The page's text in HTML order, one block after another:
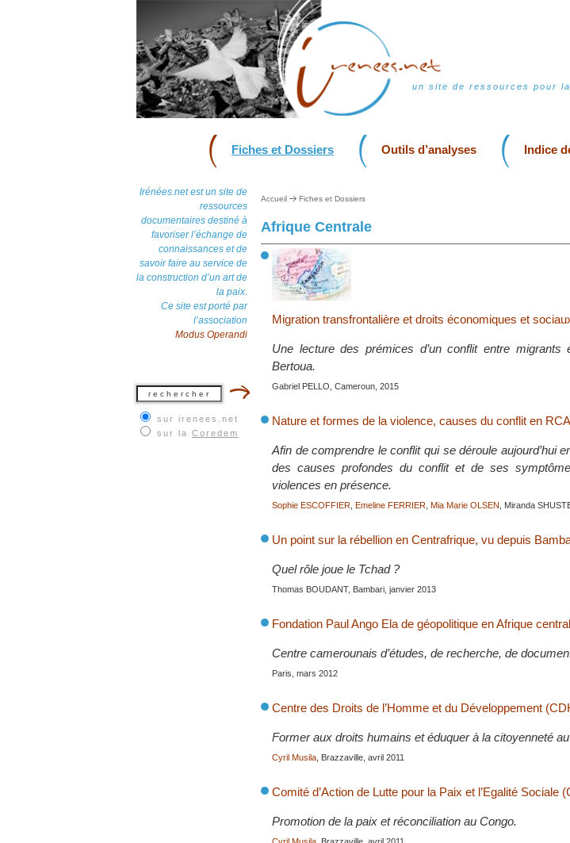
un site de ressources pour
Fiches et Dossiers Outils d’analyses Indice
Irénées.net est un site de
ressources
documentaires destiné à
favoriser l’échange de
connaissances et de
savoir faire au service de
la construction d’un art de
la paix.
Ce site est porté par
l’association
Modus Operandi
sur irenees.net
sur la Coredem
Accueil Fiches et Dossiers
Afrique Centrale
Migration transfrontalière et droits économiques et
Une lecture des prémices d’un conflit entre
Bertoua.
Gabriel PELLO, Cameroun, 2015
Nature et formes de la violence, causes du conflit en RCA
Afin de comprendre le conflit qui se déroule aujourd’hui
des causes profondes du conflit et de ses
violences en présence.
Sophie ESCOFFIER Emeline FERRIER Mia Marie OLSEN , Miranda
Un point sur la rébellion en Centrafrique, vu depuis
Quel rôle joue le Tchad ?
Thomas BOUDANT, Bambari, janvier 2013
Fondation Paul Ango Ela de géopolitique en Afrique
Centre camerounais d’études, de recherche, de
Paris, mars 2012
Centre des Droits de l’Homme et du Développement
Former aux droits humains et éduquer à la citoyenneté
Cyril Musila , Brazzaville, avril 2011
Comité d’Action de Lutte pour la Paix et l’Egalité Sociale
Promotion de la paix et réconciliation au Congo.